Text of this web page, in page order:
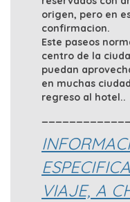
origen, pero en
confirmacion.
Este paseos
centro de la
puedan
en muchas
regreso al hotel..
VIAJE, A